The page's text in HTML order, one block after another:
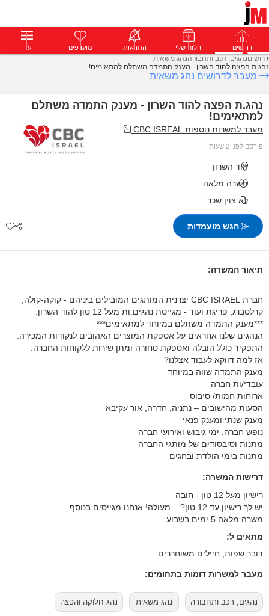
דרושים פרופילים הודעות פרימיום דרושים הלוח שלי התראות מועדפים עוד
דרושיםנהגים, רכב ותחבורהנהג משאית
נהג.ת הפצה להוד השרון - מענק התמדה משתלם למתאימים!
מעבר לדרושים נהג משאית
נהג.ת הפצה להוד השרון - מענק התמדה משתלם
למתאימים!
מעבר למשרות נוספות CBC ISREAL
פורסם לפני 2 שעות
הוד השרון
משרה מלאה
לא צוין שכר
הגש מועמדות
תיאור המשרה:
חברת CBC ISRAEL יצרנית המותגים המובילים ביניהם - קוקה-קולה,
קרלסברג, פריגת ועוד - מגייסת נהגים.ות מעל 12 טון להוד השרון.
***מענק התמדה משתלם במיוחד למתאימים***
הנהגים שלנו אחראים על אספקת המוצרים האהובים לנקודות המכירה.
התפקיד כולל הובלה ואספקת סחורה ומתן שירות ללקוחות החברה.
אז למה דווקא לעבוד אצלנו?
מענק התמדה שווה במיוחד
עובדי/ות חברה
ארוחות חמות/ סיבוס
הסעות מהישובים – נתניה, חדרה, אור עקיבא
מענק שנתי ומענק פנאי
נופש חברה, ימי גיבוש ואירועי חברה
מתנות וסיבסודים של מותגי החברה
מתנות בימי הולדת ובחגים
דרישות המשרה:
רישיון מעל 12 טון - חובה
יש לך רישיון עד 12 טון? – מעולה! אנחנו מגייסים בנוסף.
משרה מלאה 5 ימים בשבוע
מתאים ל:
דובר שפות, חיילים משוחררים
מעבר למשרות דומות בתחומים:
נהגים, רכב ותחבורה נהג משאית נהג חלוקה והפצה